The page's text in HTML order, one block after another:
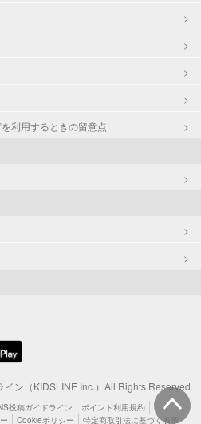
利用するときの留意点
ン（KIDSLINE Inc.）All Rights Reserved.
投稿ガイドライン
ポイント利用規約
Cookieポリシー 特定商取引法に基づく表示